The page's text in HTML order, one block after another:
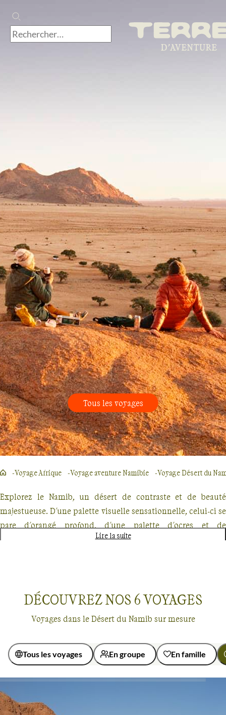
Tous les voyages
Voyage Afrique Voyage aventure Namibie Voyage Désert du
Explorez le Namib, un désert de contraste et de beauté
majestueuse. D'une palette visuelle sensationnelle, celui-ci se
pare d'orangé profond, d'une palette d'ocres et de
miroitements argentés sous l'éclat du soleil. Érigées comme
l'histoire, y est préservée, offrant aux voyageurs un
exigeantes. Chaque sentier sillonné est une invitation à la
formations rocheuses d'origine volcanique. Le parc national
de Namib-Naukluft, un joyau écologique, héberge une
biosphère endémique résiliente, y compris l'étonnante
welwitschia mirabilis, une relique de l'ère des dinosaures. Un
voyage vers le Namib est plus qu'une évasion, c'est un retour
Lire la suite
DÉCOUVREZ NOS 6VOYAGES
Voyages dans le Désert du Namib sur mesure
Tous les voyages En groupe En famille
Autotour